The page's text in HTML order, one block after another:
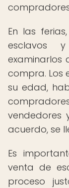
En las
esclavos
examinarlos
compra. Los
su edad,
vendedores
acuerdo, se
Es
venta de
proceso